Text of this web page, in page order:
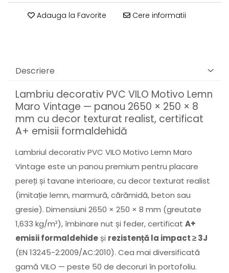
Adauga la Favorite Cere informatii
Descriere
Lambriu decorativ PVC VILO Motivo Lemn
Maro Vintage — panou 2650 × 250 × 8
mm cu decor texturat realist, certificat
A+ emisii formaldehidă
Lambriul decorativ PVC VILO Motivo Lemn Maro
Vintage este un panou premium pentru placare
pereți și tavane interioare, cu decor texturat realist
(imitație lemn, marmură, cărămidă, beton sau
gresie). Dimensiuni 2650 × 250 × 8 mm (greutate
1,633 kg/m²), îmbinare nut și feder, certificat A+
emisii formaldehide și rezistență la impact ≥ 3J
(EN 13245-2:2009/AC:2010). Cea mai diversificată
gamă VILO — peste 50 de decoruri în portofoliu.